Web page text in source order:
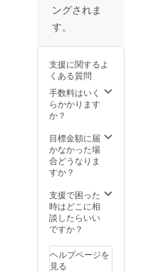
ングされま
す。
支援に関するよ
くある質問
手数料はいく
らかかります
か？
目標金額に届
かなかった場
合どうなりま
すか？
支援で困った
時はどこに相
談したらいい
ですか？
ヘルプページを
見る